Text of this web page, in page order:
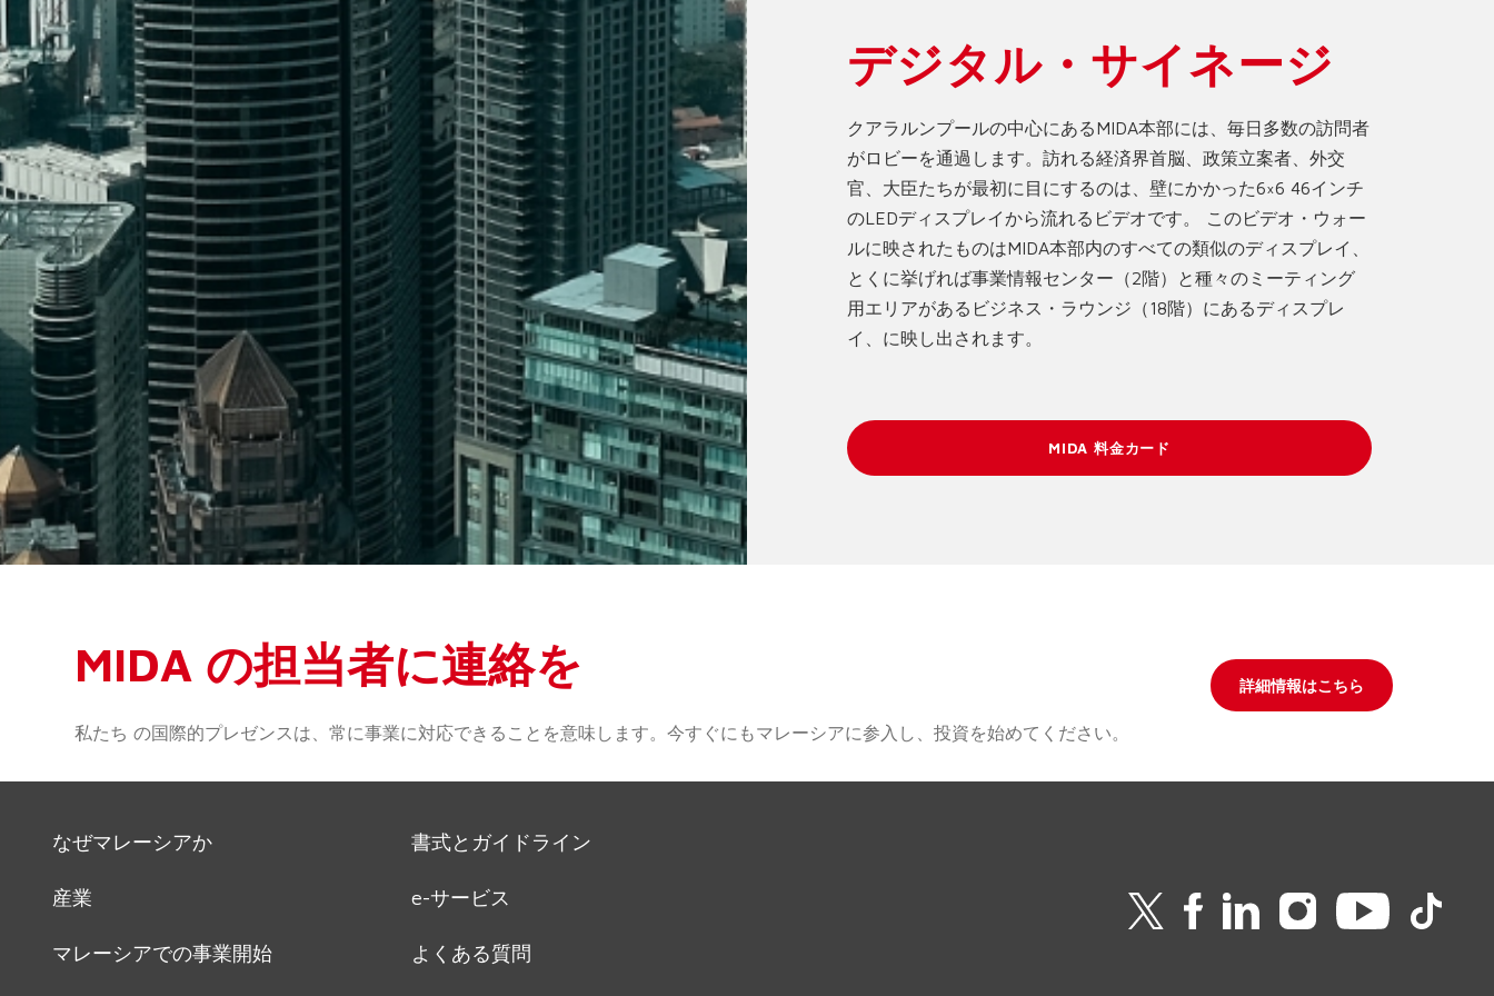
デジタル・サイネージ
クアラルンプールの中心にあるMIDA本部には、毎日多数の訪問者
がロビーを通過します。訪れる経済界首脳、政策立案者、外交
官、大臣たちが最初に目にするのは、壁にかかった6×6 46インチ
のLEDディスプレイから流れるビデオです。 このビデオ・ウォー
ルに映されたものはMIDA本部内のすべての類似のディスプレイ、
とくに挙げれば事業情報センター（2階）と種々のミーティング
用エリアがあるビジネス・ラウンジ（18階）にあるディスプレ
イ、に映し出されます。
MIDA 料金カード
MIDA の担当者に連絡を
私たち の国際的プレゼンスは、常に事業に対応できることを意味します。今すぐにもマレーシアに参入し、投資を始めてください。
詳細情報はこちら
なぜマレーシアか
産業
マレーシアでの事業開始
書式とガイドライン
e-サービス
よくある質問